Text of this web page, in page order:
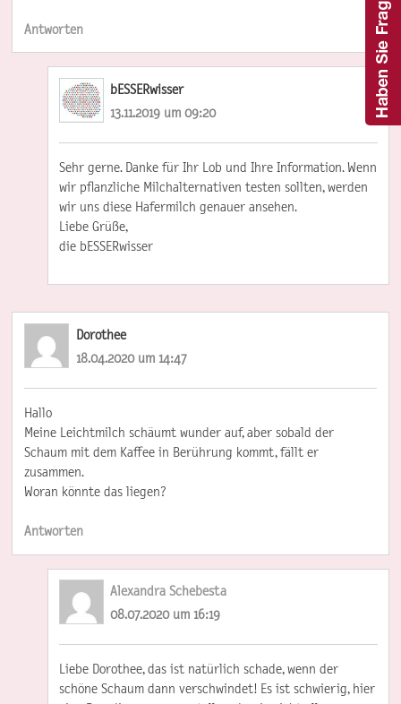
Antworten
bESSERwisser
13.11.2019 um 09:20
Sehr gerne. Danke für Ihr Lob und Ihre Information. Wenn
wir pflanzliche Milchalternativen testen sollten, werden
wir uns diese Hafermilch genauer ansehen.
Liebe Grüße,
die bESSERwisser
Dorothee
18.04.2020 um 14:47
Hallo
Meine Leichtmilch schäumt wunder auf, aber sobald der
Schaum mit dem Kaffee in Berührung kommt, fällt er
zusammen.
Woran könnte das liegen?
Antworten
Alexandra Schebesta
08.07.2020 um 16:19
Liebe Dorothee, das ist natürlich schade, wenn der
schöne Schaum dann verschwindet! Es ist schwierig, hier